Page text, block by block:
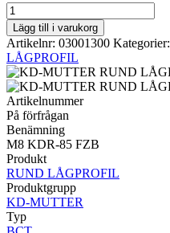
BCT
RUND
LÅGPROFIL
M8
KDR-
85
FZB
mängd
Lägg till i varukorg
Artikelnr: 03001300 Kategorier:
LÅGPROFIL
Artikelnummer
På förfrågan
Benämning
M8 KDR-85 FZB
Produkt
RUND LÅGPROFIL
Produktgrupp
KD-MUTTER
Typ